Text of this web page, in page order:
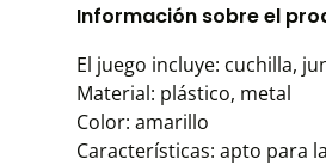
Información sobre el
El juego incluye: cuchilla,
Material: plástico, metal
Color: amarillo
Características: apto para